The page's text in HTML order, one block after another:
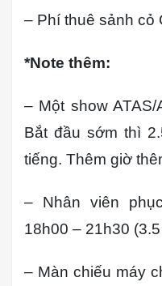
– Phí thuê sảnh cỏ
*Note thêm:
– Một show
Bắt đầu sớm thì
tiếng. Thêm giờ
– Nhân viên
18h00 – 21h30
– Màn chiếu máy